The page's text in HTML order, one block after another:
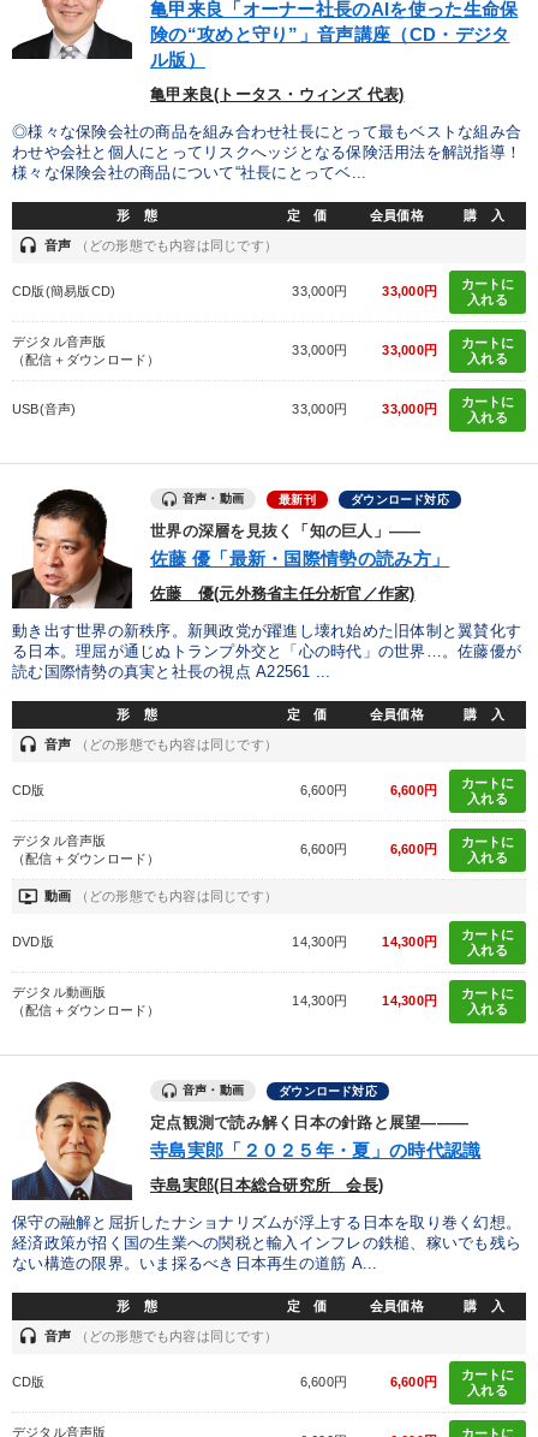
亀甲来良「オーナー社長のAIを使った生命保
険の“攻めと守り”」音声講座（CD・デジタ
ル版）
亀甲来良(トータス・ウィンズ 代表)
◎様々な保険会社の商品を組み合わせ社長にとって最もベストな組み合
わせや会社と個人にとってリスクへッジとなる保険活用法を解説指導！
様々な保険会社の商品について“社長にとってベ...
形 態 定 価 会員価格 購 入
headset 音声 （どの形態でも内容は同じです）
CD版(簡易版CD) 33,000円 33,000円
カートに
入れる
デジタル音声版
（配信＋ダウンロード）
33,000円 33,000円
カートに
入れる
USB(音声) 33,000円 33,000円
カートに
入れる
音声・動画 最新刊 ダウンロード対応
世界の深層を見抜く「知の巨人」――
佐藤 優「最新・国際情勢の読み方」
佐藤 優(元外務省主任分析官／作家)
動き出す世界の新秩序。新興政党が躍進し壊れ始めた旧体制と翼賛化す
る日本。理屈が通じぬトランプ外交と「心の時代」の世界…。佐藤優が
読む国際情勢の真実と社長の視点 A22561 ...
形 態 定 価 会員価格 購 入
headset 音声 （どの形態でも内容は同じです）
CD版 6,600円 6,600円
カートに
入れる
デジタル音声版
（配信＋ダウンロード）
6,600円 6,600円
カートに
入れる
ondemand_video 動画 （どの形態でも内容は同じです）
DVD版 14,300円 14,300円
カートに
入れる
デジタル動画版
（配信＋ダウンロード）
14,300円 14,300円
カートに
入れる
音声・動画 ダウンロード対応
定点観測で読み解く日本の針路と展望―――
寺島実郎「２０２５年・夏」の時代認識
寺島実郎(日本総合研究所 会長)
保守の融解と屈折したナショナリズムが浮上する日本を取り巻く幻想。
経済政策が招く国の生業への関税と輸入インフレの鉄槌、稼いでも残ら
ない構造の限界。いま採るべき日本再生の道筋 A...
形 態 定 価 会員価格 購 入
headset 音声 （どの形態でも内容は同じです）
CD版 6,600円 6,600円
カートに
入れる
デジタル音声版
カートに